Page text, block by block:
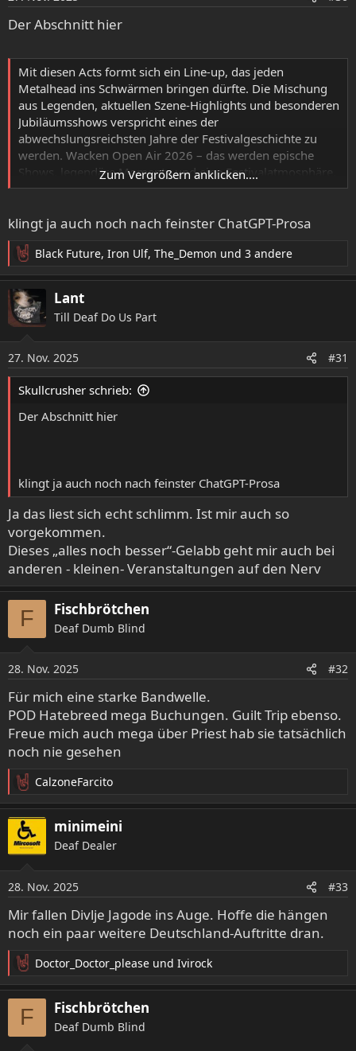
Der Abschnitt hier
Mit diesen Acts formt sich ein Line-up, das jeden
Metalhead ins Schwärmen bringen dürfte. Die Mischung
aus Legenden, aktuellen Szene-Highlights und besonderen
Jubiläumsshows verspricht eines der
abwechslungsreichsten Jahre der Festivalgeschichte zu
werden. Wacken Open Air 2026 – das werden epische
Shows, legendäre Momente und eine Festivalatmosphäre,
wie nur der Holy Ground sie bieten kann.
Zum Vergrößern anklicken....
klingt ja auch noch nach feinster ChatGPT-Prosa
R
e
a
k
t
o
n
e
n
Black Future, Iron Ulf, The_Demon und 3 andere
Lant
Till Deaf Do Us Part
27. Nov. 2025 #31
Skullcrusher schrieb:
Der Abschnitt hier
klingt ja auch noch nach feinster ChatGPT-Prosa
Ja das liest sich echt schlimm. Ist mir auch so
vorgekommen.
Dieses „alles noch besser“-Gelabb geht mir auch bei
anderen - kleinen- Veranstaltungen auf den Nerv
F Fischbrötchen
Deaf Dumb Blind
28. Nov. 2025 #32
Für mich eine starke Bandwelle.
POD Hatebreed mega Buchungen. Guilt Trip ebenso.
Freue mich auch mega über Priest hab sie tatsächlich
noch nie gesehen
R
e
a
k
t
n
e
n
:
CalzoneFarcito
minimeini
Deaf Dealer
28. Nov. 2025 #33
Mir fallen Divlje Jagode ins Auge. Hoffe die hängen
noch ein paar weitere Deutschland-Auftritte dran.
R
e
a
Doctor_Doctor_please und Ivirock
F Fischbrötchen
Deaf Dumb Blind